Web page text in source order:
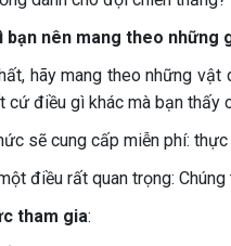
bạn nên mang theo những
hãy mang theo những
cứ điều gì khác mà bạn thấy
sẽ cung cấp miễn phí:
điều rất quan trọng:
tham gia: